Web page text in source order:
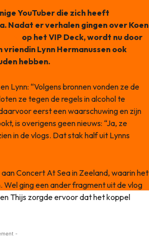
YouTuber die zich heeft
Nadat er verhalen gingen over Koen
op het VIP Deck, wordt nu door
Lynn Hermanussen ook
hebben.
Lynn: “Volgens bronnen vonden ze de
ze tegen de regels in alcohol te
eerst een waarschuwing en zijn
is overigens geen nieuws: “Ja, ze
in de vlogs. Dat stak half uit Lynns
Concert At Sea in Zeeland, waarin het
ging een ander fragment uit de vlog
Thijs zorgde ervoor dat het koppel
-